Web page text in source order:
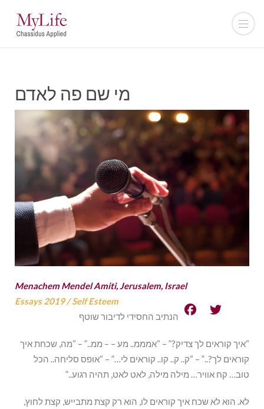
מי שם פה לאדם
Menachem Mendel Amiti, Jerusalem, Israel
Essays 2019/Self Esteem
הנתיב החסידי לדיבור שוטף
“איך קוראים לך צדיק?” – “אמממ.. מע – – ממ..” – “מה, שכחת איך
קוראים לך?..” – “ק.. ק.. קו.. קוראים לי…” – “אופס סליחה.. הכל
טוב… קח אוויר… מילה מילה, לאט לאט, תהיה רגוע..”
לא. הוא לא שכח איך קוראים לו, הוא רק קצת מתבייש, קצת לחוץ,